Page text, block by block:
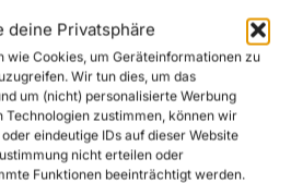
deine Privatsphäre
wie Cookies, um Geräteinformationen zu
Wir tun dies, um das
um (nicht) personalisierte Werbung
Technologien zustimmen, können wir
eindeutige IDs auf dieser Website
nicht erteilen oder
Funktionen beeinträchtigt werden.
2026
Netflix Film „23.000 Leben“
Sterben im Mittelmeer und
Seenotrettung zum Thema